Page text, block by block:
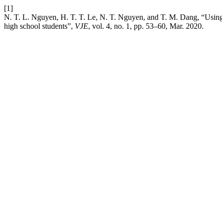
[1]
N. T. L. Nguyen, H. T. T. Le, N. T. Nguyen, and T. M. Dang,
high school students”, VJE, vol. 4, no. 1, pp. 53–60, Mar. 2020.